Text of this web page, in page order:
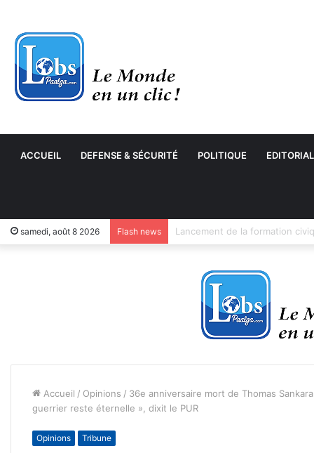
ACCUEIL DEFENSE & SÉCURITÉ POLITIQUE EDITORIAL
samedi, août 8 2026 Flash news
Accueil / Opinions / 36e anniversaire mort de Thomas
guerrier reste éternelle », dixit le PUR
Opinions Tribune